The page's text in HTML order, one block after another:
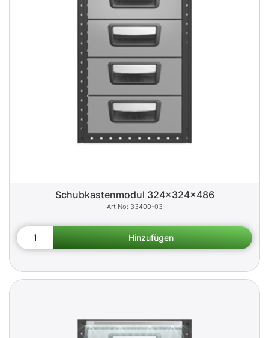
Schubkastenmodul 324x324x486
33400-03